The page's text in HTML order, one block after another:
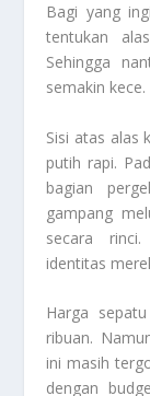
Bagi yang
tentukan
Sehingga
semakin kece.
Sisi atas alas
putih rapi.
bagian
gampang
secara
identitas
Harga
ribuan.
ini masih
dengan